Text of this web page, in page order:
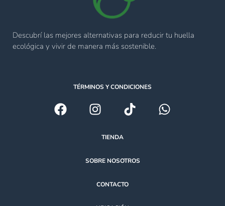
Descubrí las mejores alternativas para reducir tu huella
ecológica y vivir de manera más sostenible.
TÉRMINOS Y CONDICIONES
TIENDA
SOBRE NOSOTROS
CONTACTO